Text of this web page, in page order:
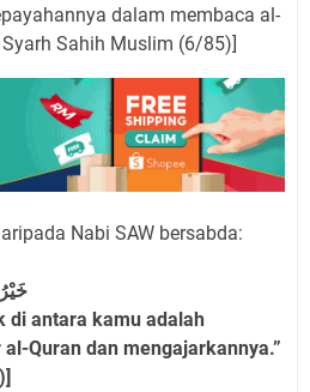
dalam membaca al-
Sahih Muslim (6/85)]
Nabi SAW bersabda:
di antara kamu adalah
Quran dan mengajarkannya.”